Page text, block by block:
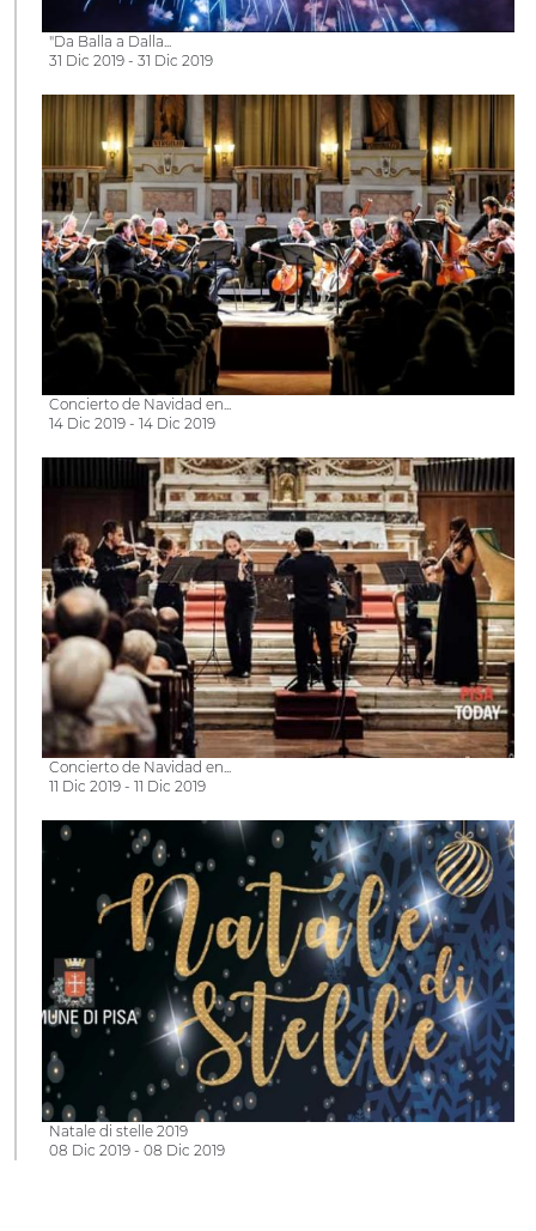
"Da Balla a Dalla...
31 Dic 2019 - 31 Dic 2019
Concierto de Navidad en...
14 Dic 2019 - 14 Dic 2019
Concierto de Navidad en...
11 Dic 2019 - 11 Dic 2019
Natale di stelle 2019
08 Dic 2019 - 08 Dic 2019